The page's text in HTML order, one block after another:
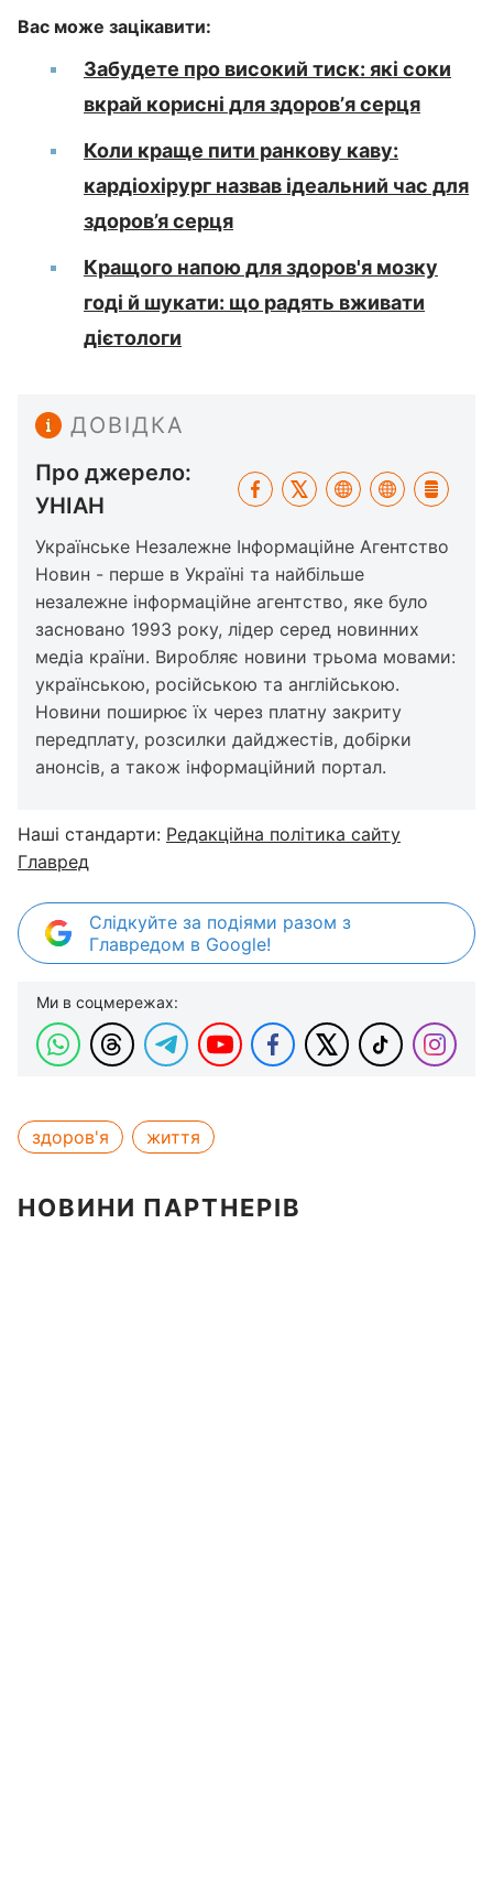
Вас може зацікавити:
Забудете про високий тиск: які соки
вкрай корисні для здоровʼя серця
Коли краще пити ранкову каву:
кардіохірург назвав ідеальний час для
здоров’я серця
Кращого напою для здоров'я мозку
годі й шукати: що радять вживати
дієтологи
ДОВІДКА
Про джерело:
УНІАН
Українське Незалежне Інформаційне Агентство
Новин - перше в Україні та найбільше
незалежне інформаційне агентство, яке було
засновано 1993 року, лідер серед новинних
медіа країни. Виробляє новини трьома мовами:
українською, російською та англійською.
Новини поширює їх через платну закриту
передплату, розсилки дайджестів, добірки
анонсів, а також інформаційний портал.
Наші стандарти: Редакційна політика сайту
Главред
Слідкуйте за подіями разом з
Главредом в Google!
Ми в соцмережах:
здоров'я життя
НОВИНИ ПАРТНЕРІВ